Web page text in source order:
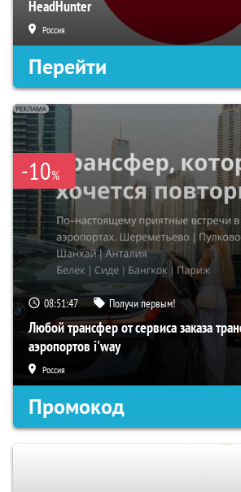
HeadHunter
Россия
Перейти
-10%
08:51:46 Получи первым!
Любой трансфер от сервиса заказа
аэропортов i'way
Россия
Промокод